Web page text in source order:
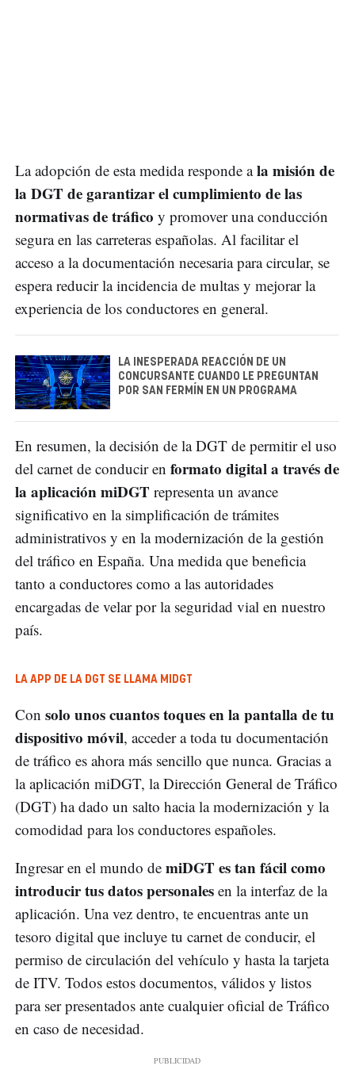
La adopción de esta medida responde ala misión de
la DGT de garantizar el cumplimiento de las
normativas de tráfico y promover una conducción
segura en las carreteras españolas. Al facilitar el
acceso a la documentación necesaria para circular, se
espera reducir la incidencia de multas y mejorar la
experiencia de los conductores en general.
LA INESPERADA REACCIÓN DE UN
CONCURSANTE CUANDO LE PREGUNTAN
POR SAN FERMÍN EN UN PROGRAMA
En resumen, la decisión de la DGT de permitir el uso
del carnet de conducir en formato digital a través de
la aplicación miDGT representa un avance
significativo en la simplificación de trámites
administrativos y en la modernización de la gestión
del tráfico en España. Una medida que beneficia
tanto a conductores como a las autoridades
encargadas de velar por la seguridad vial en nuestro
país.
LA APP DE LA DGT SE LLAMA MIDGT
Con solo unos cuantos toques en la pantalla de tu
dispositivo móvil, acceder a toda tu documentación
de tráfico es ahora más sencillo que nunca. Gracias a
la aplicación miDGT, la Dirección General de Tráfico
(DGT) ha dado un salto hacia la modernización y la
comodidad para los conductores españoles.
Ingresar en el mundo de miDGT es tan fácil como
introducir tus datos personales en la interfaz de la
aplicación. Una vez dentro, te encuentras ante un
tesoro digital que incluye tu carnet de conducir, el
permiso de circulación del vehículo y hasta la tarjeta
de ITV. Todos estos documentos, válidos y listos
para ser presentados ante cualquier oficial de Tráfico
en caso de necesidad.